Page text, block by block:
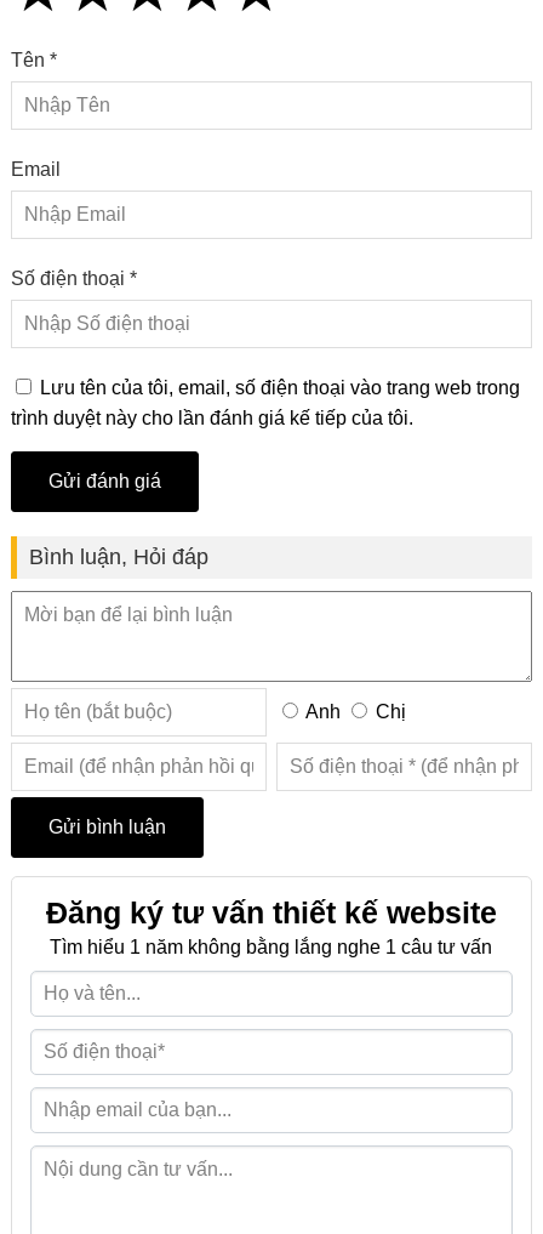
Tên *
Email
Số điện thoại *
Lưu tên của tôi, email, số điện thoại vào trang web trong
trình duyệt này cho lần đánh giá kế tiếp của tôi.
Bình luận, Hỏi đáp
Anh Chị
Đăng ký tư vấn thiết kế website
Tìm hiểu 1 năm không bằng lắng nghe 1 câu tư vấn